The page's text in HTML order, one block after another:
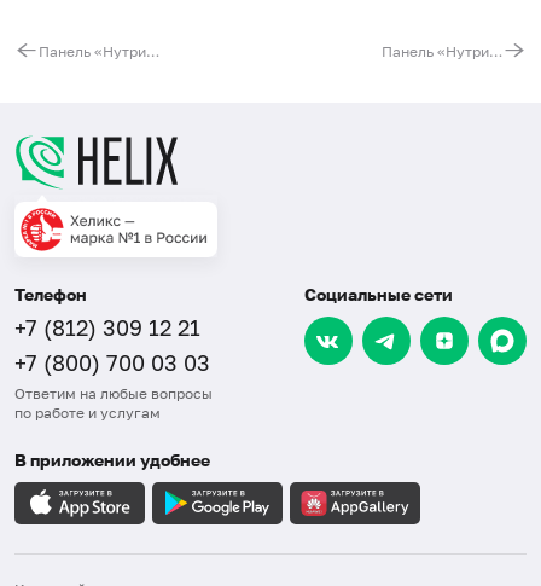
Панель «Нутригенетика: Оптимальный вариант диеты для снижения веса» Панель «Нутригенетика – витамины»
Телефон
+7 (812) 309 12 21
+7 (800) 700 03 03
Ответим на любые вопросы
по работе и услугам
Социальные сети
В приложении удобнее